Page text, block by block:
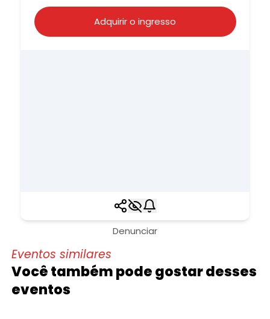
Adquirir o ingresso
Denunciar
Eventos similares
Você também pode gostar desses
eventos